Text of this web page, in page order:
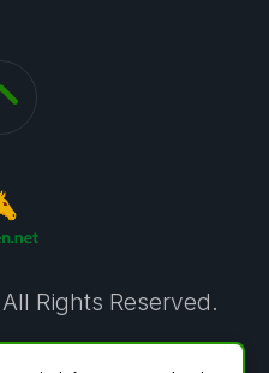
Rights Reserved.